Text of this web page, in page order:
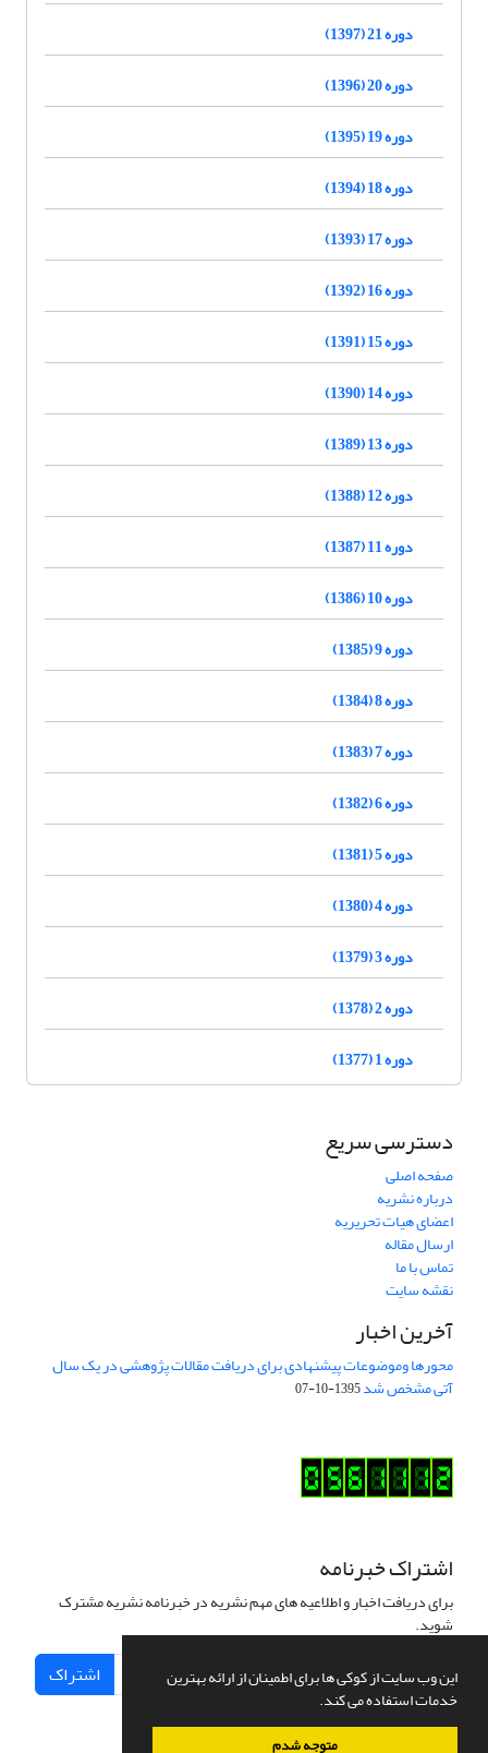
این وب سایت از کوکی ها برای اطمینان از ارائه بهترین
خدمات استفاده می کند.
متوجه شدم
دوره 21 (1397)
دوره 20 (1396)
دوره 19 (1395)
دوره 18 (1394)
دوره 17 (1393)
دوره 16 (1392)
دوره 15 (1391)
دوره 14 (1390)
دوره 13 (1389)
دوره 12 (1388)
دوره 11 (1387)
دوره 10 (1386)
دوره 9 (1385)
دوره 8 (1384)
دوره 7 (1383)
دوره 6 (1382)
دوره 5 (1381)
دوره 4 (1380)
دوره 3 (1379)
دوره 2 (1378)
دوره 1 (1377)
دسترسی سریع
صفحه اصلی
درباره نشریه
اعضای هیات تحریریه
ارسال مقاله
تماس با ما
نقشه سایت
آخرین اخبار
محورها وموضوعات پیشنهادی برای دریافت مقالات پژوهشی در یک سال
آتی مشخص شد1395-10-07
اشتراک خبرنامه
برای دریافت اخبار و اطلاعیه های مهم نشریه در خبرنامه نشریه مشترک
شوید.
اشتراک